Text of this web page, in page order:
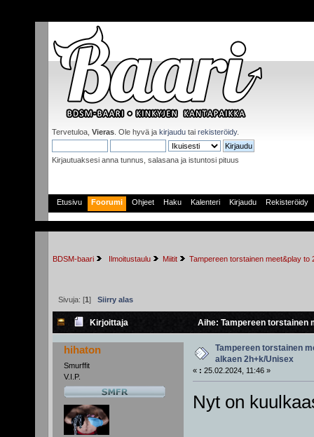
Tervetuloa, Vieras . Ole hyvä ja kirjaudu tai rekisteröidy.
Kirjautuaksesi anna tunnus, salasana ja istuntosi pituus
Etusivu Foorumi Ohjeet Haku Kalenteri Kirjaudu Rekisteröidy
BDSM-baari Ilmoitustaulu Miitit Tampereen torstainen meet&play
Sivuja: [1] Siirry alas
Kirjoittaja Aihe: Tampereen torstainen
hihaton
Smurffit
V.I.P.
Tampereen torstainen
alkaen 2h+k/Unisex
« : 25.02.2024, 11:46 »
Nyt on